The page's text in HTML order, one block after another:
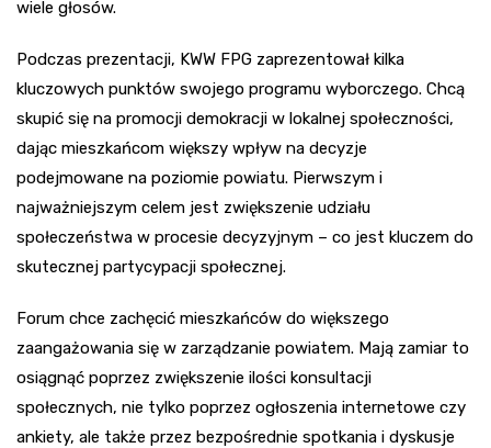
wiele głosów.
Podczas prezentacji, KWW FPG zaprezentował kilka
kluczowych punktów swojego programu wyborczego. Chcą
skupić się na promocji demokracji w lokalnej społeczności,
dając mieszkańcom większy wpływ na decyzje
podejmowane na poziomie powiatu. Pierwszym i
najważniejszym celem jest zwiększenie udziału
społeczeństwa w procesie decyzyjnym – co jest kluczem do
skutecznej partycypacji społecznej.
Forum chce zachęcić mieszkańców do większego
zaangażowania się w zarządzanie powiatem. Mają zamiar to
osiągnąć poprzez zwiększenie ilości konsultacji
społecznych, nie tylko poprzez ogłoszenia internetowe czy
ankiety, ale także przez bezpośrednie spotkania i dyskusje